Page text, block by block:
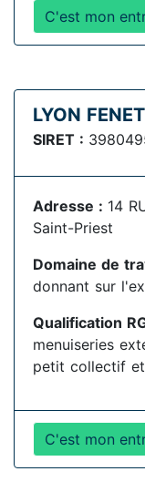
C'est mon
LYON
SIRET :
Adresse : 14
Saint-Priest
Domaine de
donnant sur
Qualification
menuiseries
petit collectif
C'est mon